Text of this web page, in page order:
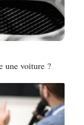
une voiture ?